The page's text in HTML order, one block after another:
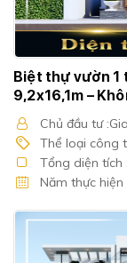
Biệt thự vườn 1
9,2x16,1m –
đình
Chủ đầu tư
Thể loại công
Tổng diện tích
Năm thực hiện